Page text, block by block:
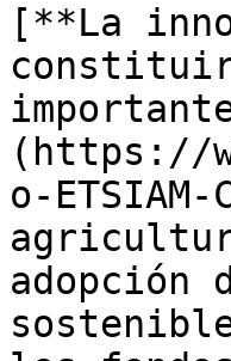
[**La
(https://
o-
adopción